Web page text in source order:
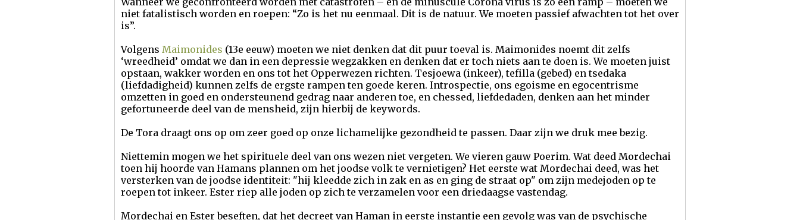
niet fatalistisch worden en roepen: “Zo is het nu eenmaal. Dit is de natuur. We moeten passief afwachten tot het over
is”.
Volgens Maimonides (13e eeuw) moeten we niet denken dat dit puur toeval is. Maimonides noemt dit zelfs
‘wreedheid’ omdat we dan in een depressie wegzakken en denken dat er toch niets aan te doen is. We moeten juist
opstaan, wakker worden en ons tot het Opperwezen richten. Tesjoewa (inkeer), tefilla (gebed) en tsedaka
(liefdadigheid) kunnen zelfs de ergste rampen ten goede keren. Introspectie, ons egoisme en egocentrisme
omzetten in goed en ondersteunend gedrag naar anderen toe, en chessed, liefdedaden, denken aan het minder
gefortuneerde deel van de mensheid, zijn hierbij de keywords.
De Tora draagt ons op om zeer goed op onze lichamelijke gezondheid te passen. Daar zijn we druk mee bezig.
Niettemin mogen we het spirituele deel van ons wezen niet vergeten. We vieren gauw Poerim. Wat deed Mordechai
toen hij hoorde van Hamans plannen om het joodse volk te vernietigen? Het eerste wat Mordechai deed, was het
versterken van de joodse identiteit: "hij kleedde zich in zak en as en ging de straat op" om zijn medejoden op te
roepen tot inkeer. Ester riep alle joden op zich te verzamelen voor een driedaagse vastendag.
Mordechai en Ester beseften, dat het decreet van Haman in eerste instantie een gevolg was van de psychische